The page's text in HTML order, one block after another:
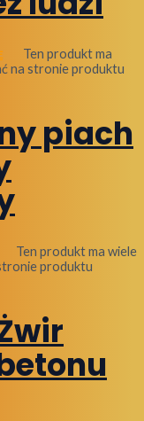
Ten produkt ma
na stronie produktu
piach
Ten produkt ma wiele
produktu